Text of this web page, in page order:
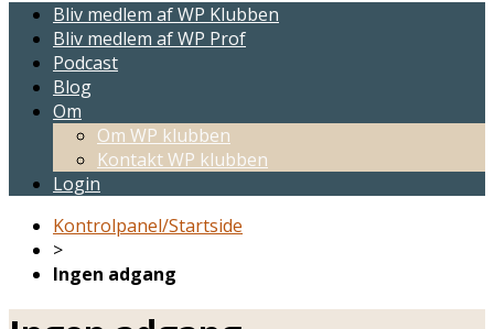
Bliv medlem af WP Klubben
Bliv medlem af WP Prof
Podcast
Blog
Om
Om WP klubben
Kontakt WP klubben
Login
Kontrolpanel/Startside
>
Ingen adgang